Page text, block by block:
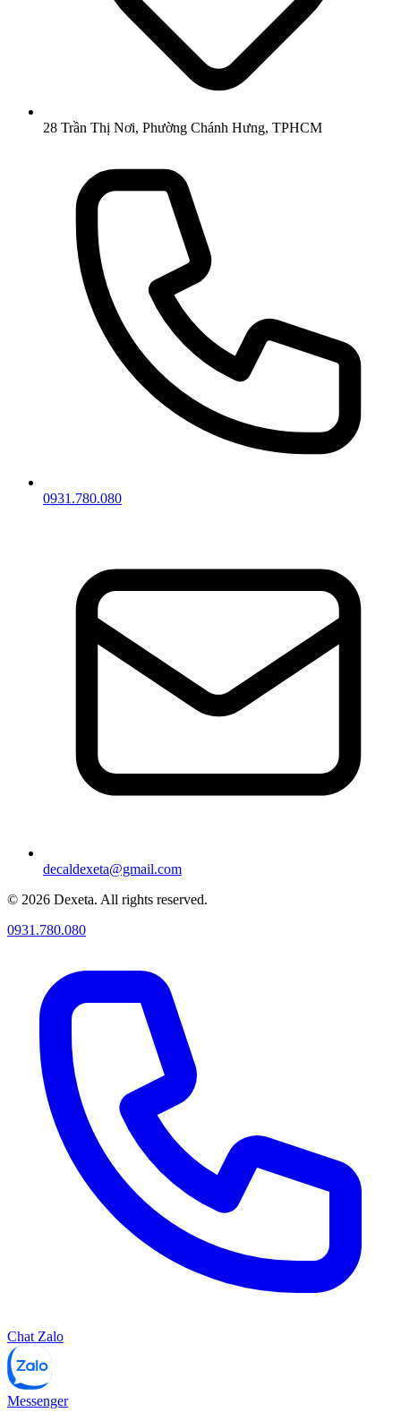
28 Trần Thị Nơi, Phường Chánh Hưng, TPHCM
0931.780.080
decaldexeta@gmail.com
© 2026 Dexeta. All rights reserved.
0931.780.080
Chat Zalo
Messenger